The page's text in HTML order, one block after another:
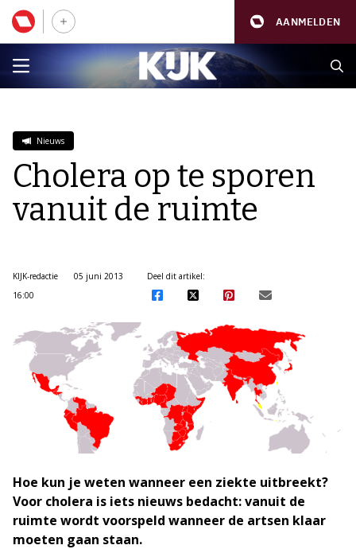
AANMELDEN
Nieuws
Cholera op te sporen
vanuit de ruimte
KIJK-redactie
05 juni 2013
16:00
Deel dit artikel:
Hoe kun je weten wanneer een ziekte uitbreekt?
Voor cholera is iets nieuws bedacht: vanuit de
ruimte wordt voorspeld wanneer de artsen klaar
moeten gaan staan.